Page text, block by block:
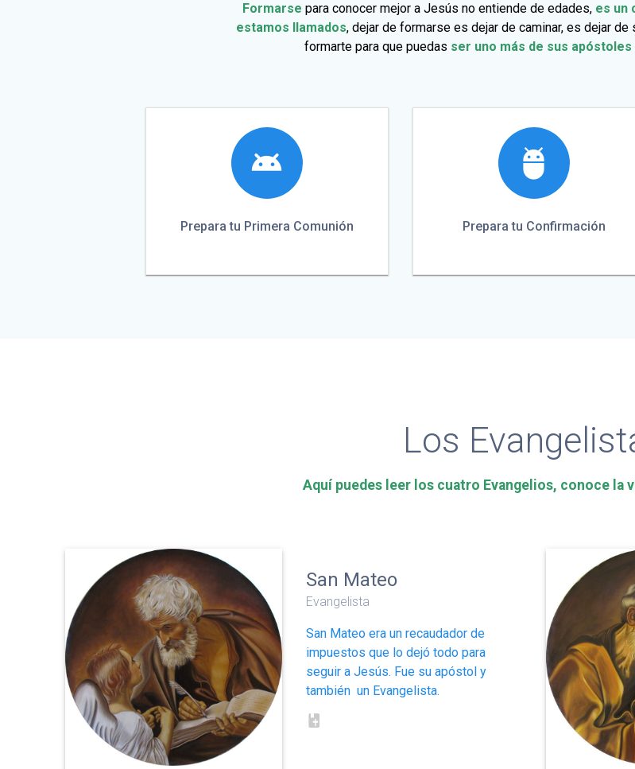
Formarse para conocer mejor a Jesús no entiende de edades, es un
estamos llamados, dejar de formarse es dejar de caminar, es dejar
formarte para que puedas ser uno más de sus apóstoles
Prepara tu Primera Comunión Prepara tu Confirmación
Los
Aquí puedes leer los cuatro Evangelios, conoce la
San Mateo
Evangelista
San Mateo era un recaudador de
impuestos que lo dejó todo para
seguir a Jesús. Fue su apóstol y
también un Evangelista.